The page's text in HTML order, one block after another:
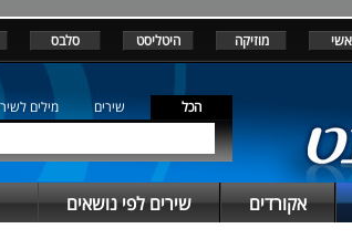
מוזיקה היטליסט סלבס
הכל שירים מילים
אקורדים שירים לפי נושאים